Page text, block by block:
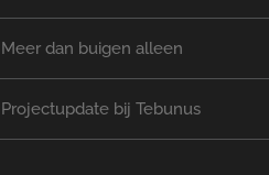
Meer dan buigen alleen
Projectupdate bij Tebunus